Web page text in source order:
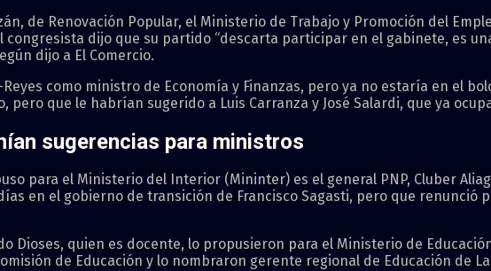
de Renovación Popular, el Ministerio de Trabajo y Promoción del
dijo que su partido “descarta participar en el gabinete, es
dijo a El Comercio.
como ministro de Economía y Finanzas, pero ya no estaría en el
pero que le habrían sugerido a Luis Carranza y José Salardi, que ya
sugerencias para ministros
para el Ministerio del Interior (Mininter) es el general PNP, Cluber
en el gobierno de transición de Francisco Sagasti, pero que renunció
Dioses, quien es docente, lo propusieron para el Ministerio de
de Educación y lo nombraron gerente regional de Educación de